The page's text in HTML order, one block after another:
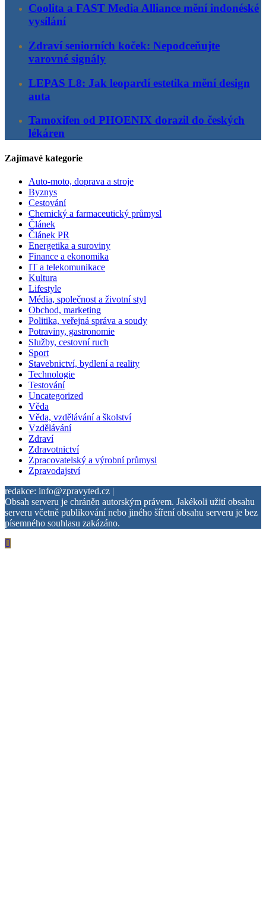
Coolita a FAST Media Alliance mění indonéské
vysílání
Zdraví seniorních koček: Nepodceňujte
varovné signály
LEPAS L8: Jak leopardí estetika mění design
auta
Tamoxifen od PHOENIX dorazil do českých
lékáren
Zajímavé kategorie
Auto-moto, doprava a stroje
Byznys
Cestování
Chemický a farmaceutický průmysl
Článek
Článek PR
Energetika a suroviny
Finance a ekonomika
IT a telekomunikace
Kultura
Lifestyle
Média, společnost a životní styl
Obchod, marketing
Politika, veřejná správa a soudy
Potraviny, gastronomie
Služby, cestovní ruch
Sport
Stavebnictví, bydlení a reality
Technologie
Testování
Uncategorized
Věda
Věda, vzdělávání a školství
Vzdělávání
Zdraví
Zdravotnictví
Zpracovatelský a výrobní průmysl
Zpravodajství
redakce: info@zpravyted.cz |
Obsah serveru je chráněn autorským právem. Jakékoli užití obsahu
serveru včetně publikování nebo jiného šíření obsahu serveru je bez
písemného souhlasu zakázáno.